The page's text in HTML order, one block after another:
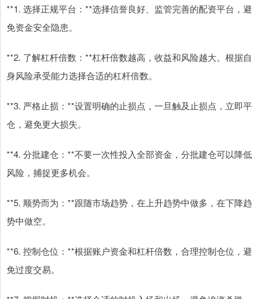
**1. 选择正规平台：**选择信誉良好、监管完善的配资平台，避
免资金安全隐患。
**2. 了解杠杆倍数：**杠杆倍数越高，收益和风险越大。根据自
身风险承受能力选择合适的杠杆倍数。
**3. 严格止损：**设置明确的止损点，一旦触及止损点，立即平
仓，避免更大损失。
**4. 分批建仓：**不要一次性投入全部资金，分批建仓可以降低
风险，捕捉更多机会。
**5. 顺势而为：**跟随市场趋势，在上升趋势中做多，在下降趋
势中做空。
**6. 控制仓位：**根据账户资金和杠杆倍数，合理控制仓位，避
免过度交易。